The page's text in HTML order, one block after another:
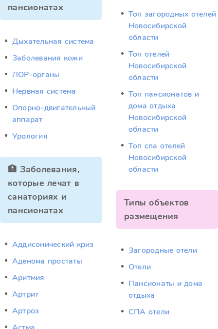
пансионатах
Дыхательная система
Заболевания кожи
ЛОР-органы
Нервная система
Опорно-двигательный
аппарат
Урология
🏥 Заболевания,
которые лечат в
санаториях и
пансионатах
Аддисонический криз
Аденома простаты
Аритмия
Артрит
Артроз
Топ загородных отелей
Новосибирской
области
Топ отелей
Новосибирской
области
Топ пансионатов и
дома отдыха
Новосибирской
области
Топ спа отелей
Новосибирской
области
Типы объектов
размещения
Загородные отели
Отели
Пансионаты и дома
отдыха
СПА отели